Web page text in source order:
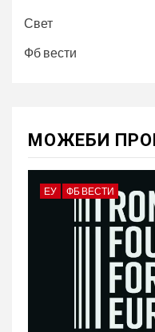
Свет
Фб вести
МОЖЕБИ
ЕУ ФБ ВЕСТИ